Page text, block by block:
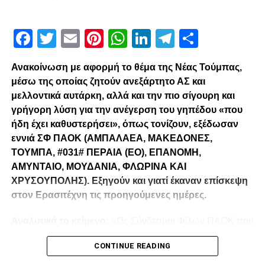
Facebook
Twitter
EmailPinterest
WhatsApp
LinkedIn
Telegram
Ανακοίνωση με αφορμή το θέμα της Νέας Τούμπας,
μέσω της οποίας ζητούν ανεξάρτητο ΑΣ και
μελλοντικά αυτάρκη, αλλά και την πιο σίγουρη και
γρήγορη λύση για την ανέγερση του γηπέδου «που
ήδη έχει καθυστερήσει», όπως τονίζουν, εξέδωσαν
εννιά ΣΦ ΠΑΟΚ (ΑΜΠΑΛΑΕΑ, ΜΑΚΕΔΟΝΕΣ,
ΤΟΥΜΠΑ, #031# ΠΕΡΑΙΑ (ΕΟ), ΕΠΑΝΟΜΗ,
ΑΜΥΝΤΑΙΟ, ΜΟΥΔΑΝΙΑ, ΦΛΩΡΙΝΑ ΚΑΙ
ΧΡΥΣΟΥΠΟΛΗΣ). Εξηγούν και γιατί έκαναν επίσκεψη
στον Ερασιτέχνη τις προηγούμενες ημέρες.
λειτουργούμε καθημερινά με γνώμωνα το καλό του
Δικεφάλου και μόνο, αισθανόμαστε την ανάγκη να
CONTINUE READING